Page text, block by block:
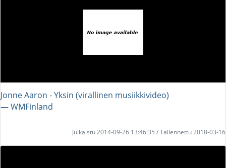
Jonne Aaron - Yksin (virallinen musiikkivideo)
― WMFinland
Julkaistu 2014-09-26 13:46:35 / Tallennettu 2018-03-16